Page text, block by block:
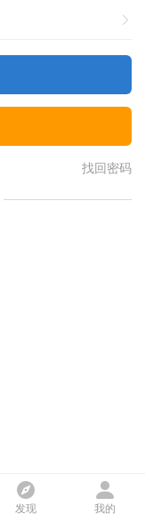
找回密码
发现 我的